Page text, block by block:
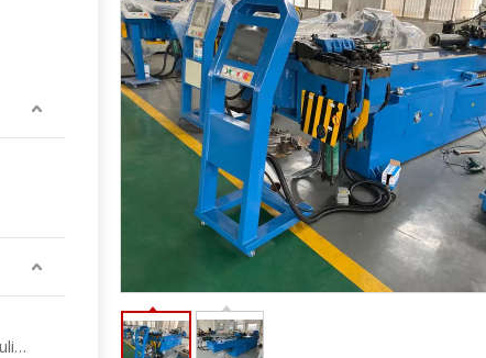
Machine à cintrer les tubes hydrauliques